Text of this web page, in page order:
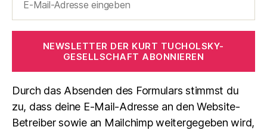
NEWSLETTER DER KURT TUCHOLSKY-
GESELLSCHAFT ABONNIEREN
Durch das Absenden des Formulars stimmst du
zu, dass deine E-Mail-Adresse an den Website-
Betreiber sowie an Mailchimp weitergegeben wird,